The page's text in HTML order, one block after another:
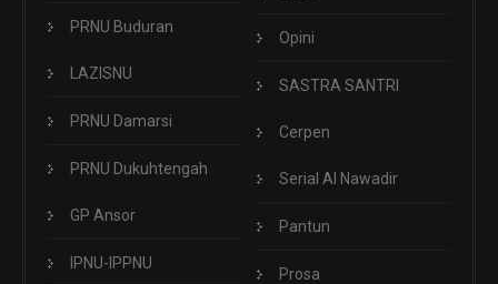
PRNU Buduran
LAZISNU
PRNU Damarsi
PRNU Dukuhtengah
GP Ansor
IPNU-IPPNU
Opini
SASTRA SANTRI
Cerpen
Serial Al Nawadir
Pantun
Prosa